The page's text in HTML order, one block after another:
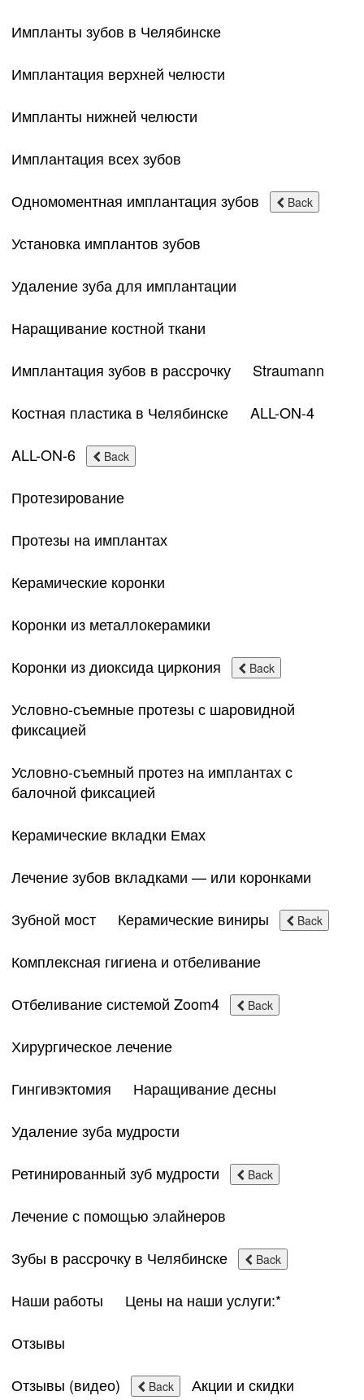
Импланты зубов в Челябинске
Имплантация верхней челюсти
Импланты нижней челюсти
Имплантация всех зубов
Одномоментная имплантация зубов
Back
Установка имплантов зубов
Удаление зуба для имплантации
Наращивание костной ткани
Имплантация зубов в рассрочку
Straumann
Костная пластика в Челябинске
ALL-ON-4
ALL-ON-6
Back
Протезирование
Протезы на имплантах
Керамические коронки
Коронки из металлокерамики
Коронки из диоксида циркония
Back
Условно-съемные протезы с шаровидной
фиксацией
Условно-съемный протез на имплантах с
балочной фиксацией
Керамические вкладки Емах
Лечение зубов вкладками — или коронками
Зубной мост
Керамические виниры Back
Комплексная гигиена и отбеливание
Отбеливание системой Zoom4
Back
Хирургическое лечение
Гингивэктомия
Наращивание десны
Удаление зуба мудрости
Ретинированный зуб мудрости
Back
Лечение с помощью элайнеров
Зубы в рассрочку в Челябинске
Back
Наши работы
Цены на наши услуги:*
Отзывы
Отзывы (видео)
Back Акции и скидки